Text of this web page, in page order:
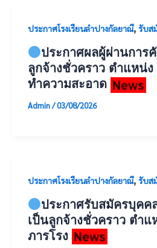
ประกาศโรงเรียนลำปางกัลยาณี, รับส
ประกาศผลผู้ผ่านการ
ลูกจ้างชั่วคราว ตำแหน่
ทำความสะอาด
Admin/03/08/2026
ประกาศโรงเรียนลำปางกัลยาณี, รับส
ประกาศรับสมัครบุคค
เป็นลูกจ้างชั่วคราว ตำแ
ภารโรง